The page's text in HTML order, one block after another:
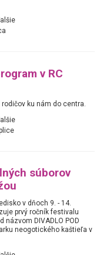
v RC
ku nám do centra.
súborov
v dňoch 9. - 14.
prvý ročník festivalu
názvom DIVADLO POD
neogotického kaštieľa v